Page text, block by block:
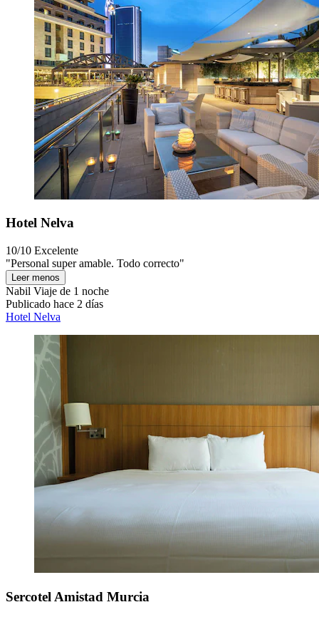
Hotel Nelva
10/10 Excelente
"Personal super amable. Todo correcto"
Leer menos
Nabil Viaje de 1 noche
Publicado hace 2 días
Hotel Nelva
Sercotel Amistad Murcia